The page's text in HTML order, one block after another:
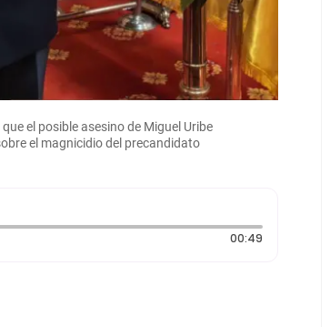
el posible asesino de Miguel Uribe
el magnicidio del precandidato
00:49Duración: